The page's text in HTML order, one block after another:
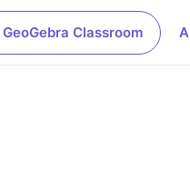
GeoGebra Classroom